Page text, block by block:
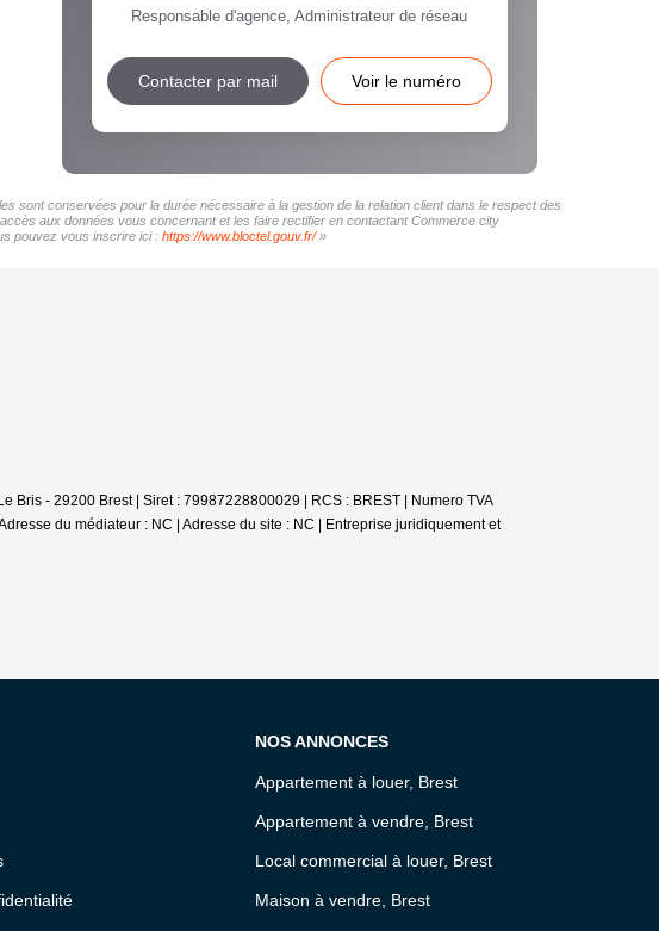
Responsable d'agence, Administrateur de réseau
Contacter par mail Voir le numéro
sont conservées pour la durée nécessaire à la gestion de la relation client dans le respect des
aux données vous concernant et les faire rectifier en contactant Commerce city
pouvez vous inscrire ici : https://www.bloctel.gouv.fr/»
Bris - 29200 Brest | Siret : 79987228800029 | RCS : BREST | Numero TVA
du médiateur : NC | Adresse du site : NC |
Entreprise juridiquement et
NOS ANNONCES
Appartement à louer, Brest
Appartement à vendre, Brest
Local commercial à louer, Brest
Maison à vendre, Brest